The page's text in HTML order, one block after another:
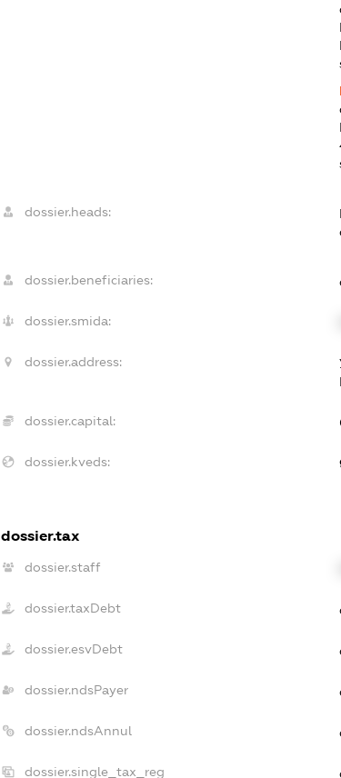
dossier.heads:
dossier.beneficiaries:
dossier.smida:
dossier.address:
dossier.capital:
dossier.kveds:
dossier.tax
dossier.staff
dossier.taxDebt
dossier.esvDebt
dossier.ndsPayer
dossier.ndsAnnul
dossier.single_tax_reg